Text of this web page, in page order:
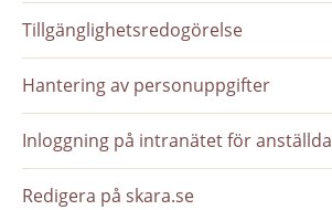
Tillgänglighetsredogörelse
Hantering av personuppgifter
Inloggning på intranätet för anställda
Redigera på skara.se